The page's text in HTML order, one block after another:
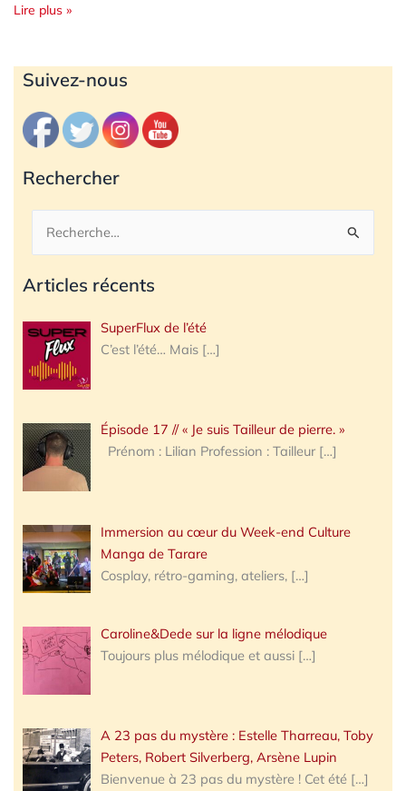
Lire plus »
Suivez-nous
Rechercher
Rechercher :
Articles récents
SuperFlux de l’été
C’est l’été… Mais […]
Épisode 17 // « Je suis Tailleur de pierre. »
Prénom : Lilian Profession : Tailleur […]
Immersion au cœur du Week-end Culture
Manga de Tarare
Cosplay, rétro-gaming, ateliers, […]
Caroline&Dede sur la ligne mélodique
Toujours plus mélodique et aussi […]
A 23 pas du mystère : Estelle Tharreau, Toby
Peters, Robert Silverberg, Arsène Lupin
Bienvenue à 23 pas du mystère ! Cet été […]
Archives